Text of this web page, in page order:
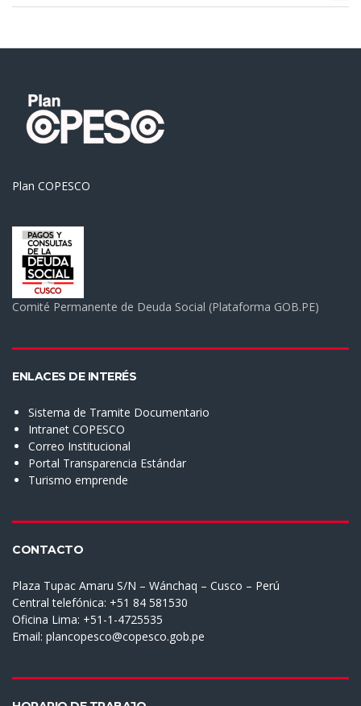
Plan COPESCO
Comité Permanente de Deuda Social (Plataforma GOB.PE)
ENLACES DE INTERÉS
Sistema de Tramite Documentario
Intranet COPESCO
Correo Institucional
Portal Transparencia Estándar
Turismo emprende
CONTACTO
Plaza Tupac Amaru S/N – Wánchaq – Cusco – Perú
Central telefónica: +51 84 581530
Oficina Lima: +51-1-4725535
Email: plancopesco@copesco.gob.pe